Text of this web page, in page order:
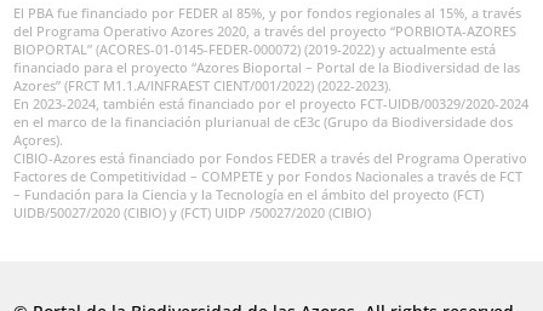
El PBA fue financiado por FEDER al 85%, y por fondos regionales al 15%, a través
del Programa Operativo Azores 2020, a través del proyecto “PORBIOTA-AZORES
BIOPORTAL” (ACORES-01-0145-FEDER-000072) (2019-2022) y actualmente está
financiado para el proyecto “Azores Bioportal – Portal de la Biodiversidad de las
Azores” (FRCT M1.1.A/INFRAEST CIENT/001/2022) (2022-2023).
En 2023-2024, también está financiado por el proyecto FCT-UIDB/00329/2020-2024
en el marco de la financiación plurianual de cE3c (Grupo da Biodiversidade dos
Açores).
CIBIO-Azores está financiado por Fondos FEDER a través del Programa Operativo
Factores de Competitividad – COMPETE y por Fondos Nacionales a través de FCT
– Fundación para la Ciencia y la Tecnología en el ámbito del proyecto (FCT)
UIDB/50027/2020 (CIBIO) y (FCT) UIDP /50027/2020 (CIBIO)